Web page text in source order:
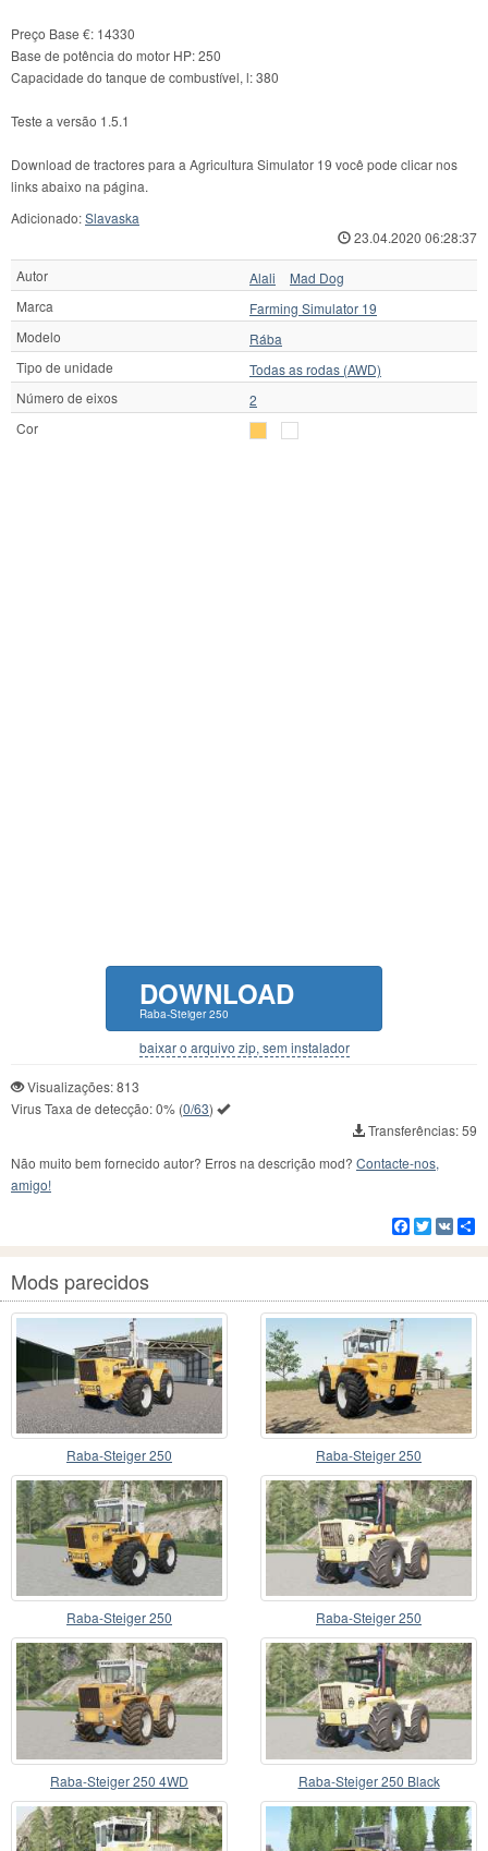
Preço Base €: 14330
Base de potência do motor HP: 250
Capacidade do tanque de combustível, l: 380
Teste a versão 1.5.1
Download de tractores para a Agricultura Simulator 19 você pode clicar nos
links abaixo na página.
Adicionado:Slavaska
23.04.2020 06:28:37
Autor Alali
Mad Dog
Marca
Farming Simulator 19
Modelo
Rába
Tipo de unidade
Todas as rodas (AWD)
Número de eixos
2
Cor
DOWNLOAD
Raba-Steiger 250
baixar o arquivo zip, sem instalador
Visualizações: 813
Virus Taxa de detecção:0% (0/63)
Transferências: 59
Não muito bem fornecido autor? Erros na descrição mod? Contacte-nos,
amigo!
Facebook
Twitter
VK
Mods parecidos
Raba-Steiger 250 Raba-Steiger 250
Raba-Steiger 250 Raba-Steiger 250
Raba-Steiger 250 4WD Raba-Steiger 250 Black